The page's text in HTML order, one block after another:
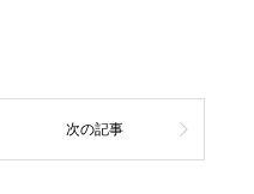
次の記事